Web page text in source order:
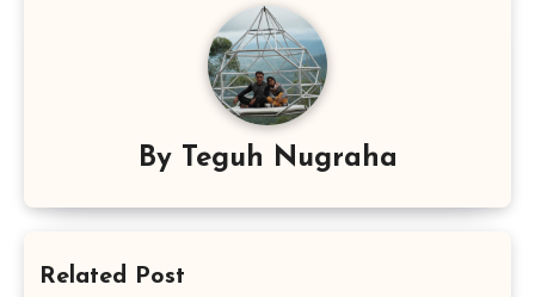
By Teguh Nugraha
Related Post